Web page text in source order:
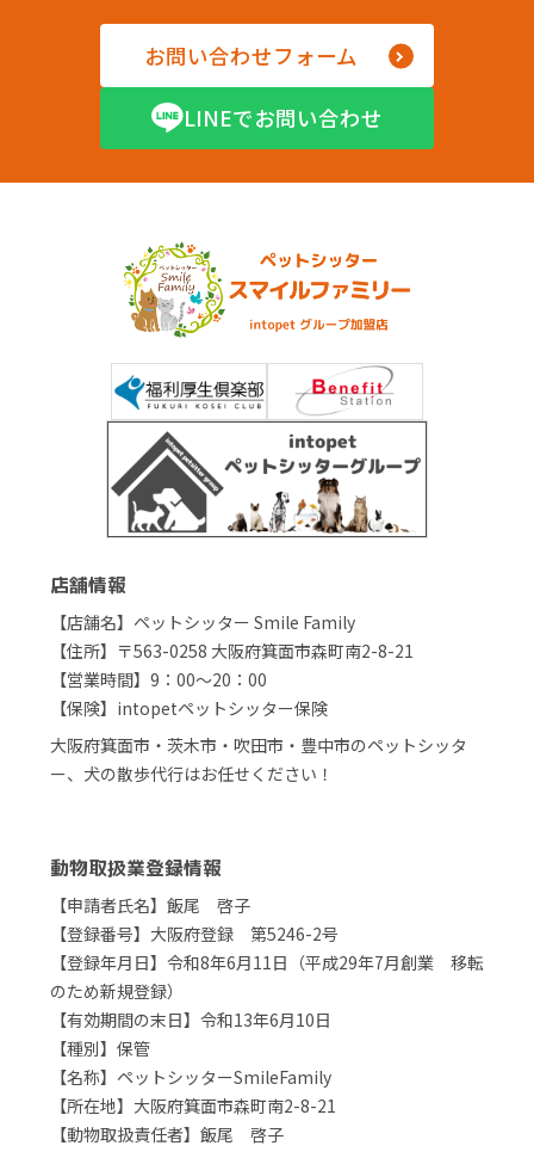
お問い合わせフォーム
LINEでお問い合わせ
店舗情報
【店舗名】ペットシッター Smile Family
【住所】〒563-0258 大阪府箕面市森町南2-8-21
【営業時間】9：00～20：00
【保険】intopetペットシッター保険
大阪府箕面市・茨木市・吹田市・豊中市のペットシッタ
ー、犬の散歩代行はお任せください！
動物取扱業登録情報
【申請者氏名】飯尾 啓子
【登録番号】大阪府登録 第5246-2号
【登録年月日】令和8年6月11日（平成29年7月創業 移転
のため新規登録）
【有効期間の末日】令和13年6月10日
【種別】保管
【名称】ペットシッターSmileFamily
【所在地】大阪府箕面市森町南2-8-21
【動物取扱責任者】飯尾 啓子